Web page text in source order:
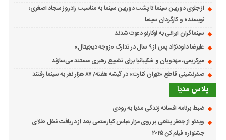
از جلوی دوربین سینما تا پشت دوربین سینما به مناسبت زادروز سجاد اصغری؛
نویسنده و کارگردان سینما
سینماگران ایرانی به لوکارنو دعوت شدند
علیرضا داودنژاد پس از ۹ سال در تدارک «زوجه دیجیتال»
میرکریمی، مهدویان و شکیبانیا برای تشییع رهبری مستند می‌سازند
صدرنشینی قاطع «تهران کنارت» در گیشه هفته/ ۸۷ هزار نفر به سینما رفتند
پلاس مدیا
ضبط برنامه افسانه زندگی مدیا به زودی
ویدئو از جعفر پناهی بر روی مزار عباس کیارستمی بعد از دریافت نخل طلای
جشنواره فیلم کن ۲۰۲۵